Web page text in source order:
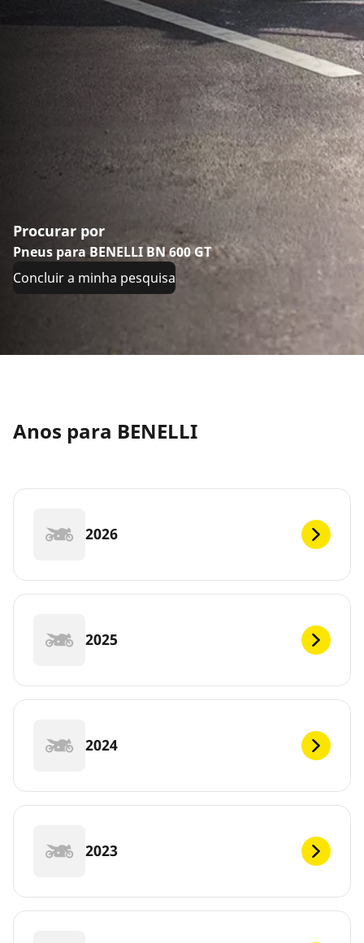
Procurar por
Pneus para BENELLI BN 600 GT
Concluir a minha pesquisa
Anos para BENELLI
2026
2025
2024
2023